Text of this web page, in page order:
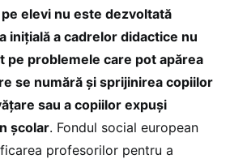
elevi nu este dezvoltată
inițială a cadrelor didactice nu
pe problemele care pot apărea
se numără și sprijinirea copiilor
sau a copiilor expuși
școlar. Fondul social european
profesorilor pentru a